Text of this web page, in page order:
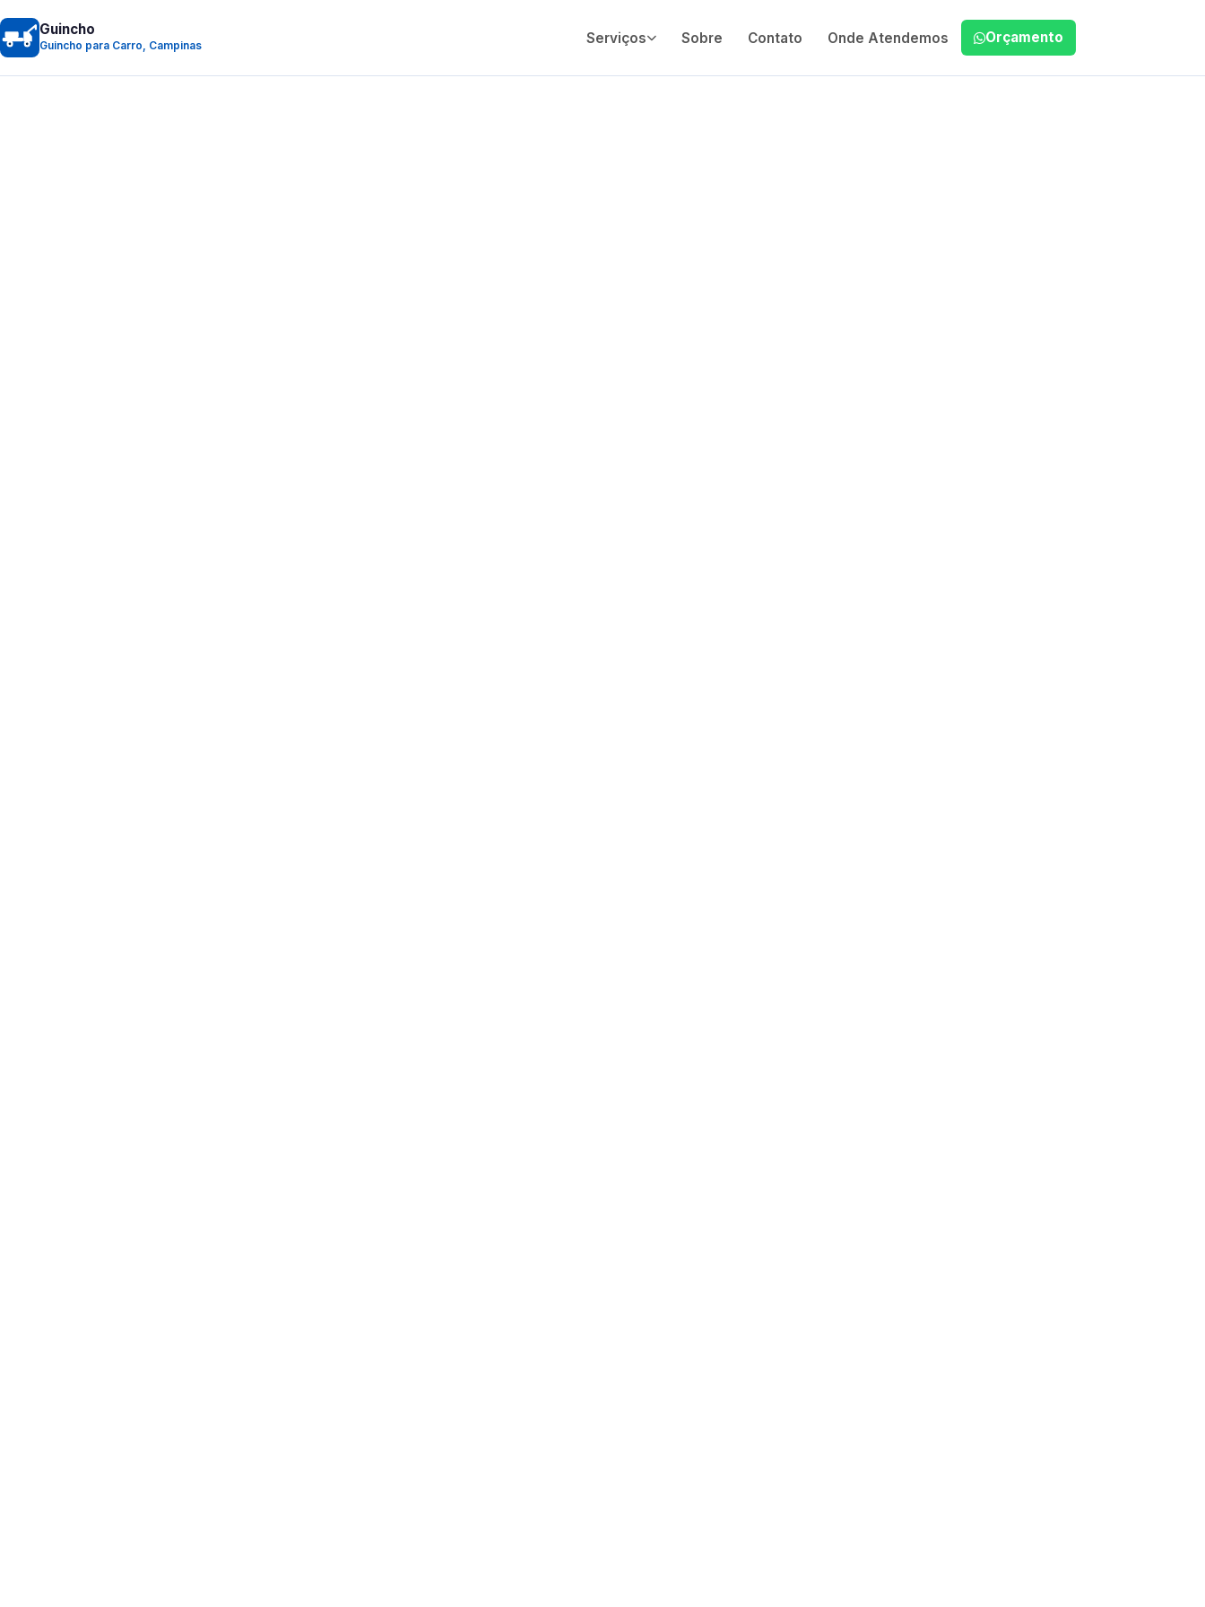
Guincho
Guincho para Carro, Campinas Serviços Sobre Contato Onde Atendemos Orçamento